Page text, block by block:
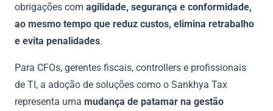
obrigações com agilidade, segurança e conformidade,
ao mesmo tempo que reduz custos, elimina retrabalho
e evita penalidades.
Para CFOs, gerentes fiscais, controllers e profissionais
de TI, a adoção de soluções como o Sankhya Tax
representa uma mudança de patamar na gestão